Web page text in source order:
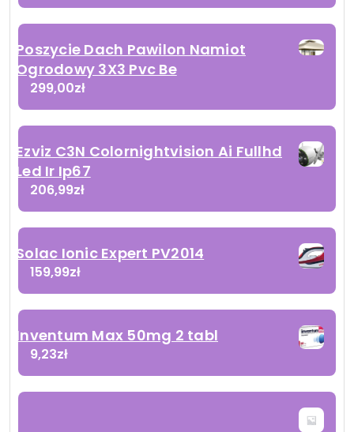
Poszycie Dach Pawilon Namiot
Ogrodowy 3X3 Pvc Be
299,00zł
Ezviz C3N Colornightvision Ai Fullhd
Led Ir Ip67
206,99zł
Solac Ionic Expert PV2014
159,99zł
Inventum Max 50mg 2 tabl
9,23zł